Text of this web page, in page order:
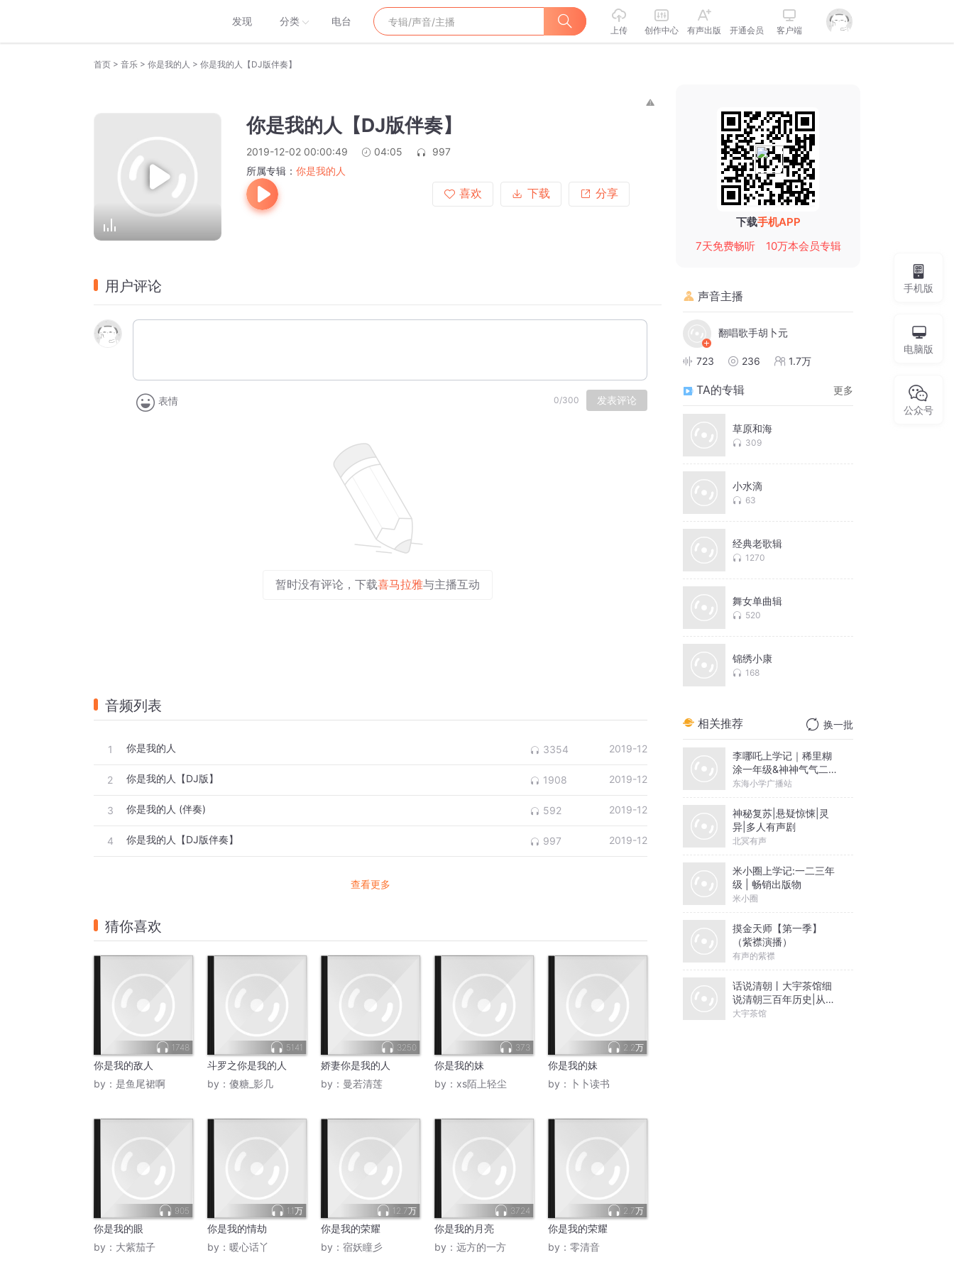
发现 分类 电台
上传 创作中心 有声出版 开通会员 客户端
首页 > 音乐 > 你是我的人 > 你是我的人【DJ版伴奏】
你是我的人【DJ版伴奏】
2019-12-02 00:00:49 04:05
997
所属专辑： 你是我的人
喜欢
下载 分享
用户评论
表情 0/300 发表评论
暂时没有评论，下载喜马拉雅与主播互动
音频列表
1 你是我的人 3354 2019-12
2 你是我的人【DJ版】 1908 2019-12
3 你是我的人 (伴奏) 592 2019-12
4 你是我的人【DJ版伴奏】 997 2019-12
查看更多
猜你喜欢
1748
你是我的敌人
by： 是鱼尾裙啊
5141
斗罗之你是我的人
by： 傻糖_影几
3250
娇妻你是我的人
by： 曼若清莲
373
你是我的妹
by： xs陌上轻尘
2.2万
你是我的妹
by：
卜卜读书
905
你是我的眼
by： 大紫茄子
1.1万
你是我的情劫
by： 暖心话丫
12.7万
你是我的荣耀
by： 宿妖瞳彡
3724
你是我的月亮
by： 远方的一方
2.7万
你是我的荣耀
by： 零清音
下载手机APP
7天免费畅听
10万本会员专辑
声音主播
翻唱歌手胡卜元
723 236 1.7万
TA的专辑 更多
草原和海
309
小水滴
63
经典老歌辑
1270
舞女单曲辑
520
锦绣小康
168
相关推荐 换一批
李哪吒上学记｜稀里糊
涂一年级&神神气气二年
级
东海小学广播站
神秘复苏|悬疑惊悚|灵
异|多人有声剧
北冥有声
米小圈上学记:一二三年
级 | 畅销出版物
米小圈
摸金天师【第一季】
（紫襟演播）
有声的紫襟
话说清朝丨大宇茶馆细
说清朝三百年历史|从努
尔哈赤到末代皇帝溥仪|
大宇茶馆
手机版
电脑版
公众号